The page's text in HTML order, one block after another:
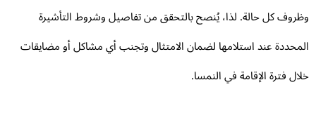
كل حالة. لذا، يُنصح بالتحقق من تفاصيل وشروط التأشيرة
عند استلامها لضمان الامتثال وتجنب أي مشاكل أو مضايقات
فترة الإقامة في النمسا.